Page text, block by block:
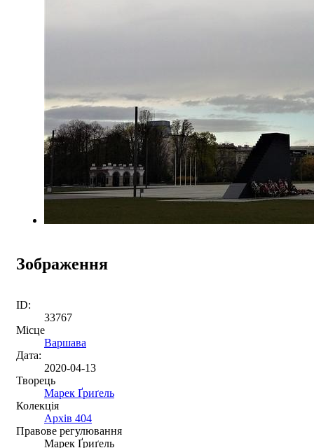
Зображення
ID:
33767
Місце
Варшава
Дата:
2020-04-13
Творець
Марек Ґриґель
Колекція
Архів 404
Правове регулювання
Марек Ґриґель